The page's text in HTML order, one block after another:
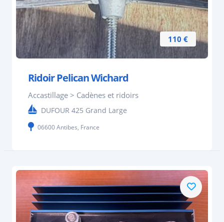
110 €
Ridoir Pelican Wichard
Accastillage > Cadènes et ridoirs
DUFOUR 425 Grand Large
06600 Antibes, France